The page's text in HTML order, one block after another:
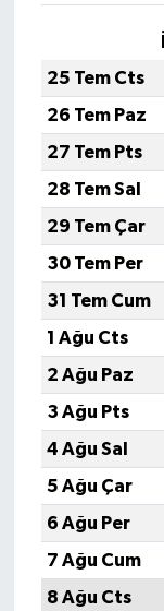
25 Tem Cts
26 Tem Paz
27 Tem Pts
28 Tem Sal
29 Tem Çar
30 Tem Per
31 Tem Cum
1 Ağu Cts
2 Ağu Paz
3 Ağu Pts
4 Ağu Sal
5 Ağu Çar
6 Ağu Per
7 Ağu Cum
8 Ağu Cts